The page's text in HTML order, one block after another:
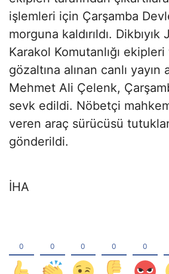
işlemleri için Çarşamba
morguna kaldırıldı. Dikbıyık
Karakol Komutanlığı ekipleri
gözaltına alınan canlı yayın
Mehmet Ali Çelenk,
sevk edildi. Nöbetçi
veren araç sürücüsü
gönderildi.
İHA